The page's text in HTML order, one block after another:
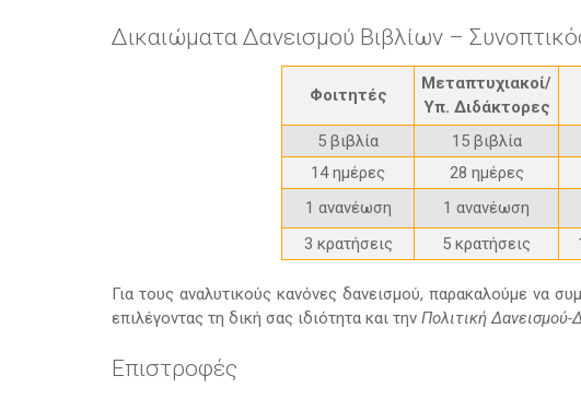
Δικαιώματα Δανεισμού Βιβλίων –
Φοιτητές
Μεταπτυχιακοί/
Υπ. Διδάκτορες
5 βιβλία
15 βιβλία
14 ημέρες
28 ημέρες
1 ανανέωση
1 ανανέωση
3 κρατήσεις
5 κρατήσεις
Για τους αναλυτικούς κανόνες δανεισμού, παρακαλούμε να
επιλέγοντας τη δική σας ιδιότητα και την Πολιτική Δανεισμού-
Επιστροφές